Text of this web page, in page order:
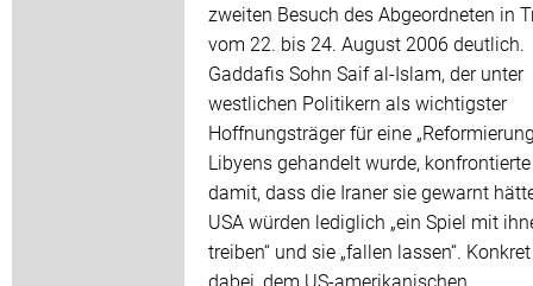
zweiten Besuch des Abgeordneten in
vom 22. bis 24. August 2006 deutlich.
Gaddafis Sohn Saif al-Islam, der unter
westlichen Politikern als wichtigster
Hoffnungsträger für eine
Libyens gehandelt wurde,
damit, dass die Iraner sie gewarnt
USA würden lediglich „ein Spiel mit
treiben“ und sie „fallen lassen“.